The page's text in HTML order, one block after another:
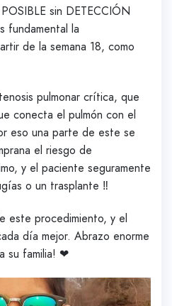
sin DETECCIÓN
fundamental la
de la semana 18, como
pulmonar crítica, que
conecta el pulmón con el
eso una parte de este se
el riesgo de
y el paciente seguramente
o un trasplante ‼️
este procedimiento, y el
día mejor. Abrazo enorme
su familia! ❤